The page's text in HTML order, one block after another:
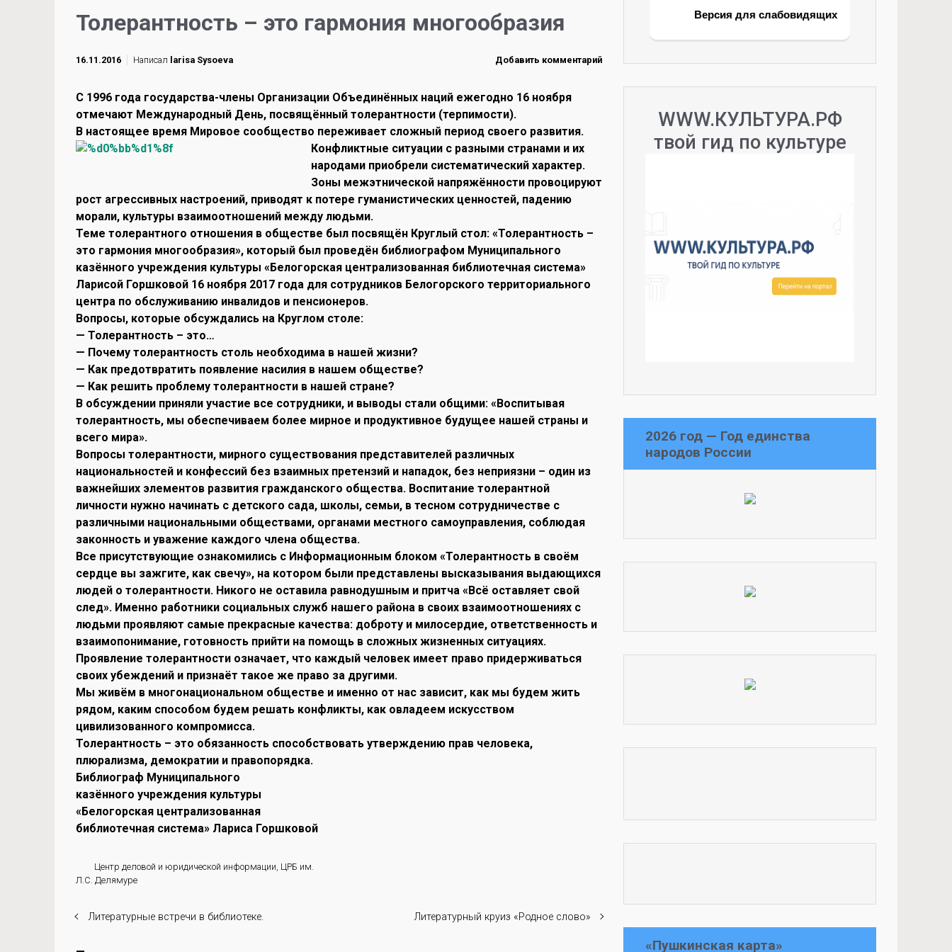
Толерантность – это гармония многообразия
16.11.2016 Написал larisa Sysoeva Добавить комментарий
С 1996 года государства-члены Организации Объединённых наций ежегодно 16 ноября
отмечают Международный День, посвящённый толерантности (терпимости).
В настоящее время Мировое сообщество переживает сложный период своего развития.
Конфликтные ситуации с разными странами и их
народами приобрели систематический характер.
Зоны межэтнической напряжённости провоцируют
рост агрессивных настроений, приводят к потере гуманистических ценностей, падению
морали, культуры взаимоотношений между людьми.
Теме толерантного отношения в обществе был посвящён Круглый стол: «Толерантность –
это гармония многообразия», который был проведён библиографом Муниципального
казённого учреждения культуры «Белогорская централизованная библиотечная система»
Ларисой Горшковой 16 ноября 2017 года для сотрудников Белогорского территориального
центра по обслуживанию инвалидов и пенсионеров.
Вопросы, которые обсуждались на Круглом столе:
— Толерантность – это…
— Почему толерантность столь необходима в нашей жизни?
— Как предотвратить появление насилия в нашем обществе?
— Как решить проблему толерантности в нашей стране?
В обсуждении приняли участие все сотрудники, и выводы стали общими: «Воспитывая
толерантность, мы обеспечиваем более мирное и продуктивное будущее нашей страны и
всего мира».
Вопросы толерантности, мирного существования представителей различных
национальностей и конфессий без взаимных претензий и нападок, без неприязни – один из
важнейших элементов развития гражданского общества. Воспитание толерантной
личности нужно начинать с детского сада, школы, семьи, в тесном сотрудничестве с
различными национальными обществами, органами местного самоуправления, соблюдая
законность и уважение каждого члена общества.
Все присутствующие ознакомились с Информационным блоком «Толерантность в своём
сердце вы зажгите, как свечу», на котором были представлены высказывания выдающихся
людей о толерантности. Никого не оставила равнодушным и притча «Всё оставляет свой
след». Именно работники социальных служб нашего района в своих взаимоотношениях с
людьми проявляют самые прекрасные качества: доброту и милосердие, ответственность и
взаимопонимание, готовность прийти на помощь в сложных жизненных ситуациях.
Проявление толерантности означает, что каждый человек имеет право придерживаться
своих убеждений и признаёт такое же право за другими.
Мы живём в многонациональном обществе и именно от нас зависит, как мы будем жить
рядом, каким способом будем решать конфликты, как овладеем искусством
цивилизованного компромисса.
Толерантность – это обязанность способствовать утверждению прав человека,
плюрализма, демократии и правопорядка.
Библиограф Муниципального
казённого учреждения культуры
«Белогорская централизованная
библиотечная система» Лариса Горшковой
Центр деловой и юридической информации, ЦРБ им.
Л.С. Делямуре
Литературные встречи в библиотеке. Литературный круиз «Родное слово»
Версия для слабовидящих
WWW.КУЛЬТУРА.РФ
твой гид по культуре
2026 год — Год единства
народов России
«Пушкинская карта»